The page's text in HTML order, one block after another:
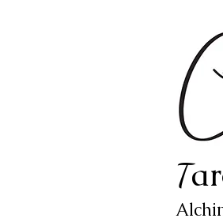
T